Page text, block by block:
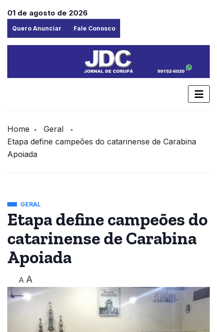
01 de agosto de 2026
Quero Anunciar Fale Conosco
Home
Geral
Etapa define campeões do catarinense de Carabina
Apoiada
GERAL
Etapa define campeões do
catarinense de Carabina
Apoiada
A A